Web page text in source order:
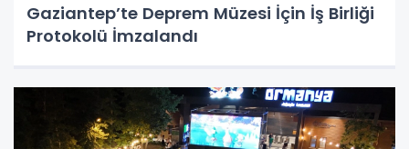
Gaziantep’te Deprem Müzesi İçin İş Birliği
Protokolü İmzalandı